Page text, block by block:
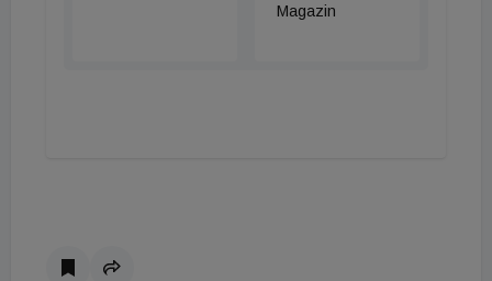
Magazin